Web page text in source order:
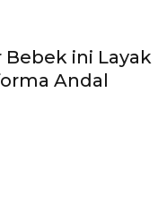
Bebek ini Layak
Andal